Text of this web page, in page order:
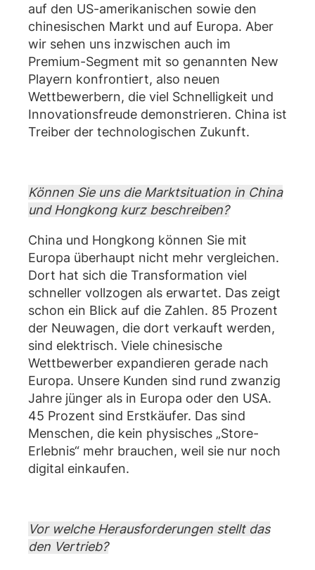
auf den US-amerikanischen sowie den
chinesischen Markt und auf Europa. Aber
wir sehen uns inzwischen auch im
Premium-Segment mit so genannten New
Playern konfrontiert, also neuen
Wettbewerbern, die viel Schnelligkeit und
Innovationsfreude demonstrieren. China ist
Treiber der technologischen Zukunft.
Können Sie uns die Marktsituation in China
und Hongkong kurz beschreiben?
China und Hongkong können Sie mit
Europa überhaupt nicht mehr vergleichen.
Dort hat sich die Transformation viel
schneller vollzogen als erwartet. Das zeigt
schon ein Blick auf die Zahlen. 85 Prozent
der Neuwagen, die dort verkauft werden,
sind elektrisch. Viele chinesische
Wettbewerber expandieren gerade nach
Europa. Unsere Kunden sind rund zwanzig
Jahre jünger als in Europa oder den USA.
45 Prozent sind Erstkäufer. Das sind
Menschen, die kein physisches „Store-
Erlebnis“ mehr brauchen, weil sie nur noch
digital einkaufen.
Vor welche Herausforderungen stellt das
den Vertrieb?